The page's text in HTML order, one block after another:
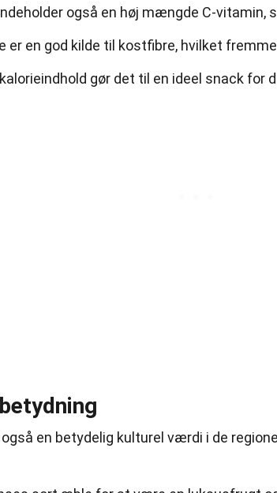
også en høj mængde C-vitamin,
er en god kilde til kostfibre, hvilket
gør det til en ideel snack for
en betydelig kulturel værdi i de